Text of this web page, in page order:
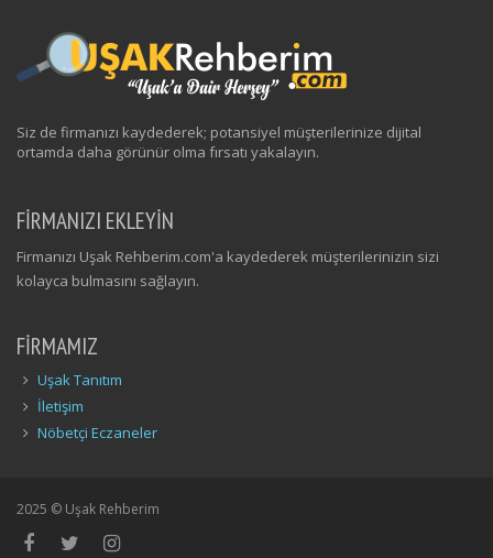
Siz de firmanızı kaydederek; potansiyel müşterilerinize dijital
ortamda daha görünür olma fırsatı yakalayın.
FİRMANIZI EKLEYİN
Firmanızı Uşak Rehberim.com'a kaydederek müşterilerinizin sizi
kolayca bulmasını sağlayın.
FIRMAMIZ
Uşak Tanıtım
İletişim
Nöbetçi Eczaneler
2025 © Uşak Rehberim